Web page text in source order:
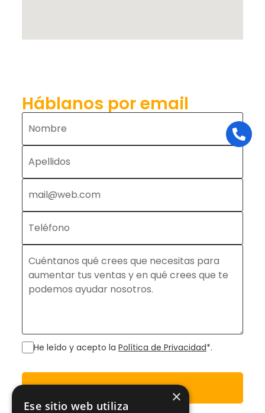
Háblanos por email
He leído y acepto la Política de Privacidad*.
Enviar ×
Ese sitio web utiliza